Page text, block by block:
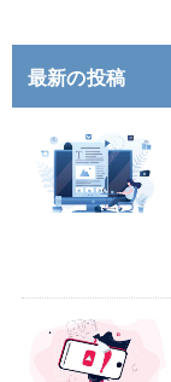
最新の投稿